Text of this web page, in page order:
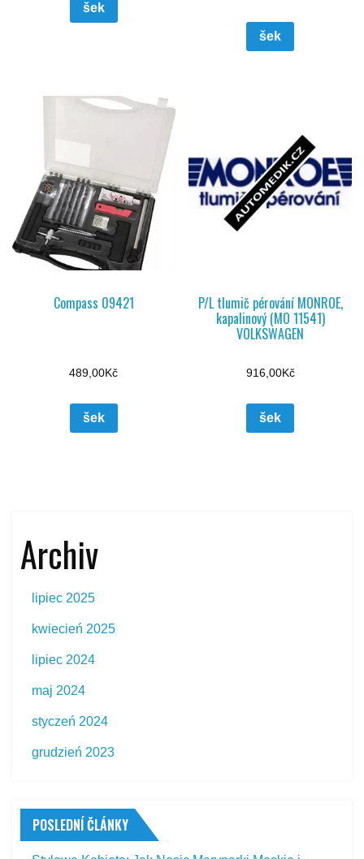
šek
šek
Compass 09421
489,00Kč
šek
P/L tlumič pérování MONROE,
kapalinový (MO 11541)
VOLKSWAGEN
916,00Kč
šek
Archiv
lipiec 2025
kwiecień 2025
lipiec 2024
maj 2024
styczeń 2024
grudzień 2023
POSLEDNÍ ČLÁNKY